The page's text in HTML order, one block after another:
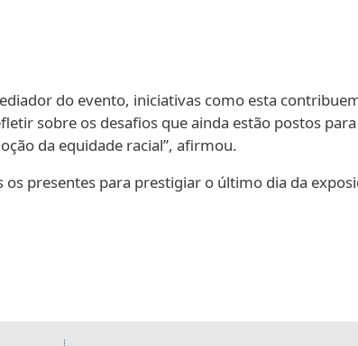
do evento, iniciativas como esta
sobre os desafios que ainda estão postos
da equidade racial”, afirmou.
presentes para prestigiar o último dia da